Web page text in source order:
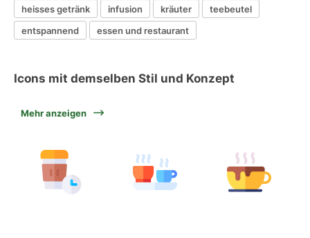
heisses getränk infusion kräuter
teebeutel
entspannend
essen und restaurant
Icons mit demselben Stil und Konzept
Mehr anzeigen